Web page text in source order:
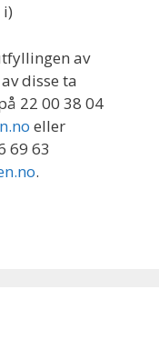
av
disse ta
22 00 38 04
eller
69 63
.